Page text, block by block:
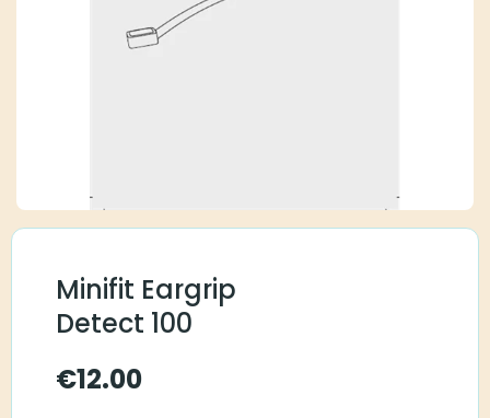
Minifit Eargrip
Detect 100
€12.00